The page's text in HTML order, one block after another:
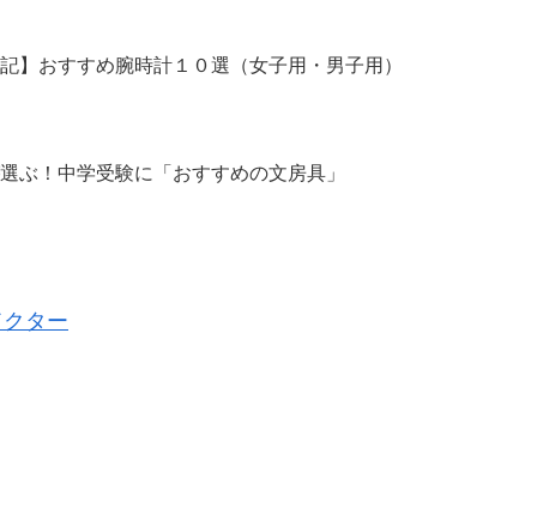
】おすすめ腕時計１０選（女子用・男子用）
ぶ！中学受験に「おすすめの文房具」
ター